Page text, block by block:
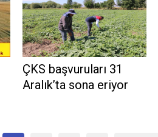
ÇKS başvuruları 31
Aralık’ta sona eriyor